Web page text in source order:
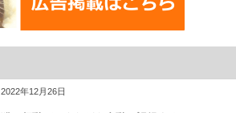
2022年12月26日